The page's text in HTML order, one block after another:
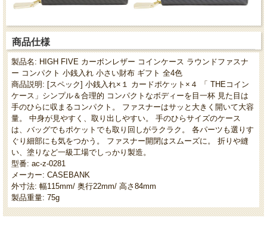
商品仕様
製品名: HIGH FIVE カーボンレザー コインケース ラウンドファスナ
ー コンパクト 小銭入れ 小さい財布 ギフト 全4色
商品説明: [スペック] 小銭入れ×１ カードポケット×４ 「 THEコイン
ケース」シンプル＆合理的 コンパクトなボディーを目一杯 見た目は
手のひらに収まるコンパクト。 ファスナーはサッと大きく開いて大容
量。 中身が見やすく、取り出しやすい。 手のひらサイズのケース
は、バッグでもポケットでも取り回しがラクラク。 各パーツも選りす
ぐり細部にも気をつかう。 ファスナー開閉はスムーズに。 折りや縫
い、塗りなど一級工場でしっかり製造。
型番: ac-z-0281
メーカー: CASEBANK
外寸法: 幅115mm/ 奥行22mm/ 高さ84mm
製品重量: 75g